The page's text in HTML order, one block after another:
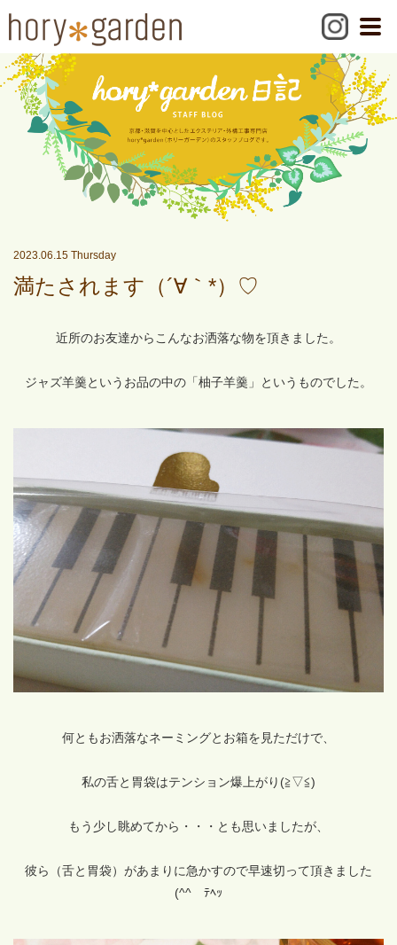
2023.06.15 Thursday
満たされます（´∀｀*）♡
近所のお友達からこんなお洒落な物を頂きました。
ジャズ羊羹というお品の中の「柚子羊羹」というものでした。
何ともお洒落なネーミングとお箱を見ただけで、
私の舌と胃袋はテンション爆上がり(≧▽≦)
もう少し眺めてから・・・とも思いましたが、
彼ら（舌と胃袋）があまりに急かすので早速切って頂きました
(^^ゞﾃﾍｯ